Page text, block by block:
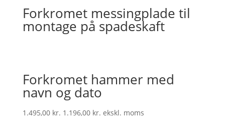
Forkromet messingplade til
montage på spadeskaft
Forkromet hammer med
navn og dato
1.495,00 kr. 1.196,00 kr. ekskl. moms